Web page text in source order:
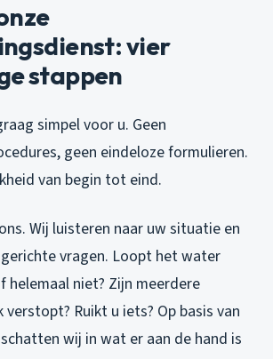
vier
stappen
simpel voor u. Geen
geen eindeloze formulieren.
van begin tot eind.
Wij luisteren naar uw situatie en
vragen. Loopt het water
helemaal niet? Zijn meerdere
Ruikt u iets? Op basis van
wij in wat er aan de hand is